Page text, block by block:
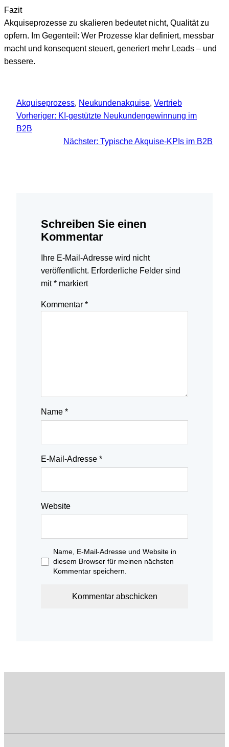
Fazit
Akquiseprozesse zu skalieren bedeutet nicht, Qualität zu
opfern. Im Gegenteil: Wer Prozesse klar definiert, messbar
macht und konsequent steuert, generiert mehr Leads – und
bessere.
Akquiseprozess, Neukundenakquise, Vertrieb
Vorheriger: KI-gestützte Neukundengewinnung im
B2B
Nächster: Typische Akquise-KPIs im B2B
Schreiben Sie einen
Kommentar
Ihre E-Mail-Adresse wird nicht
veröffentlicht. Erforderliche Felder sind
mit* markiert
Kommentar *
Name *
E-Mail-Adresse *
Website
Name, E-Mail-Adresse und Website in
diesem Browser für meinen nächsten
Kommentar speichern.